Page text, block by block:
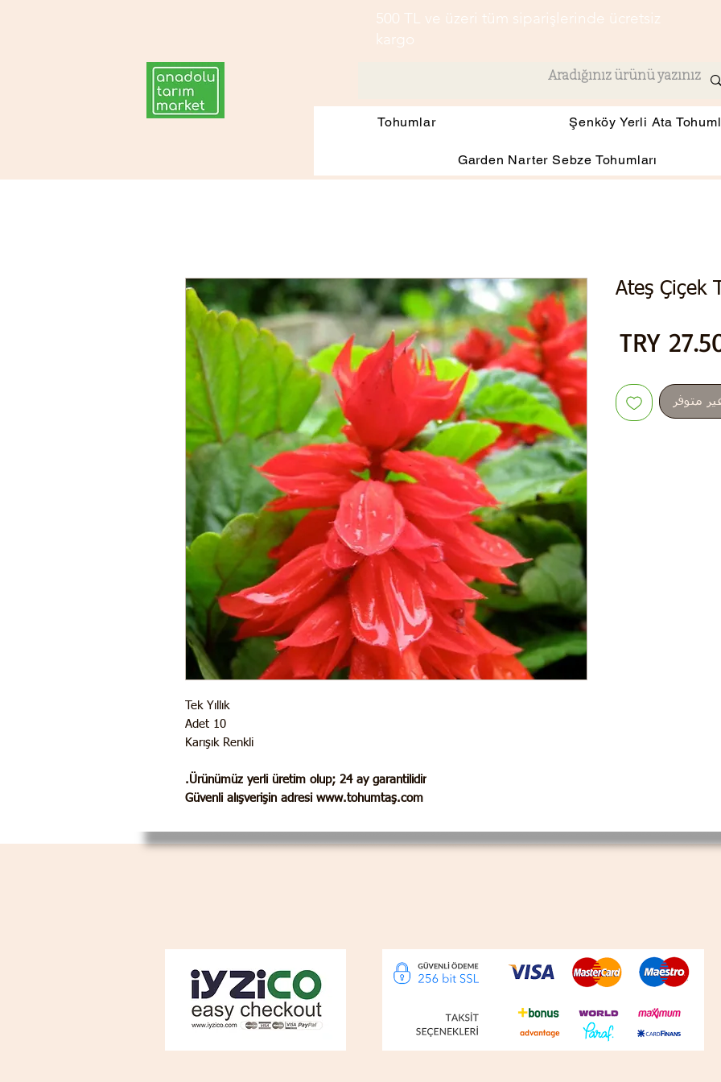
500 TL ve üzeri tüm siparişlerinde ücretsiz
kargo
Tohumlar Şenköy Yerli Ata
Garden Narter Sebze Tohumları
Tek Yıllık
10 Adet
Karışık Renkli
Ürünümüz yerli üretim olup; 24 ay garantilidir.
Güvenli alışverişin adresi www.tohumtaş.com
Ateş Çiçek
السعر
متوفر